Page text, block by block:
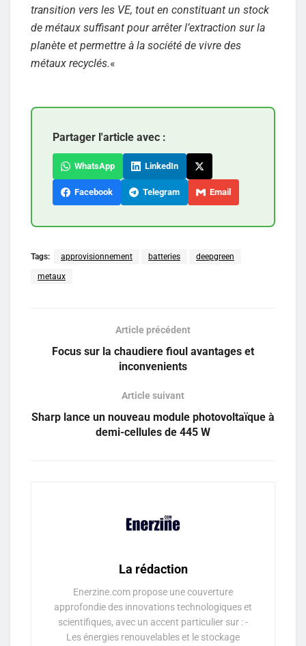
transition vers les VE, tout en constituant un stock
de métaux suffisant pour arrêter l’extraction sur la
planète et permettre à la société de vivre des
métaux recyclés.«
Partager l'article avec :
WhatsApp LinkedIn
Facebook Telegram Email
Tags: approvisionnement batteries deepgreen
metaux
Article précédent
Focus sur la chaudiere fioul avantages et
inconvenients
Article suivant
Sharp lance un nouveau module photovoltaïque à
demi-cellules de 445 W
La rédaction
Enerzine.com propose une couverture
approfondie des innovations technologiques et
scientifiques, avec un accent particulier sur : -
Les énergies renouvelables et le stockage